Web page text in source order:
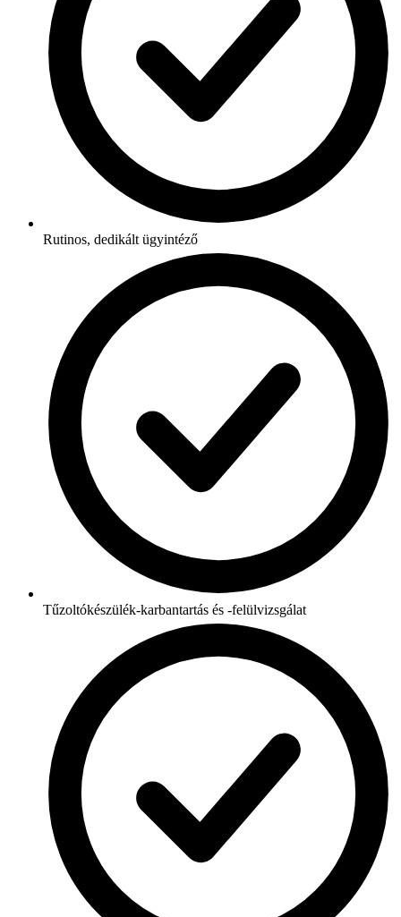
Rutinos, dedikált ügyintéző
Tűzoltókészülék-karbantartás és -felülvizsgálat